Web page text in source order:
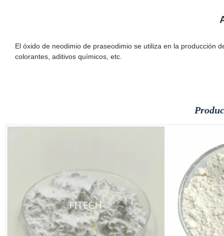
El óxido de neodimio de praseodimio se utiliza en la producción
colorantes, aditivos químicos, etc.